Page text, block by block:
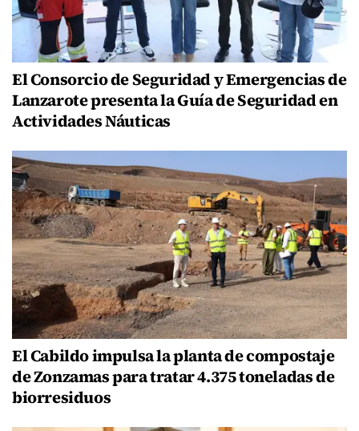
El Consorcio de Seguridad y Emergencias de
Lanzarote presenta la Guía de Seguridad en
Actividades Náuticas
El Cabildo impulsa la planta de compostaje
de Zonzamas para tratar 4.375 toneladas de
biorresiduos